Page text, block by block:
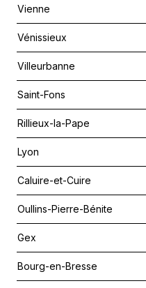
Vienne
Vénissieux
Villeurbanne
Saint-Fons
Rillieux-la-Pape
Lyon
Caluire-et-Cuire
Oullins-Pierre-Bénite
Gex
Bourg-en-Bresse